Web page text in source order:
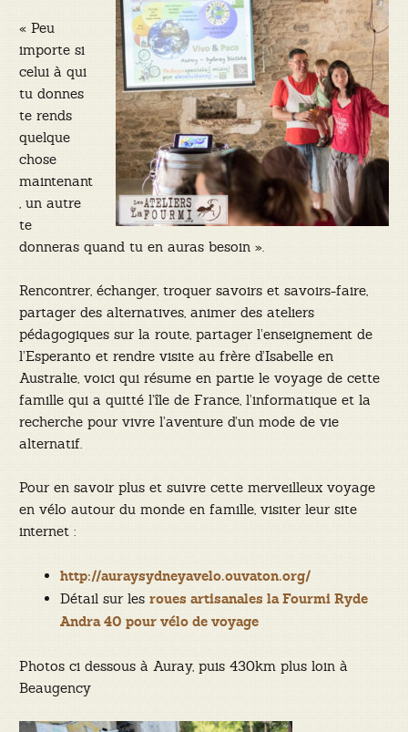
« Peu
importe si
celui à qui
tu donnes
te rends
quelque
chose
maintenant
, un autre
te
donneras quand tu en auras besoin ».
Rencontrer, échanger, troquer savoirs et savoirs-faire,
partager des alternatives, animer des ateliers
pédagogiques sur la route, partager l’enseignement de
l’Esperanto et rendre visite au frère d’Isabelle en
Australie, voici qui résume en partie le voyage de cette
famille qui a quitté l’île de France, l’informatique et la
recherche pour vivre l’aventure d’un mode de vie
alternatif.
Pour en savoir plus et suivre cette merveilleux voyage
en vélo autour du monde en famille, visiter leur site
internet :
http://auraysydneyavelo.ouvaton.org/
Détail sur les roues artisanales la Fourmi Ryde
Andra 40 pour vélo de voyage
Photos ci dessous à Auray, puis 430km plus loin à
Beaugency